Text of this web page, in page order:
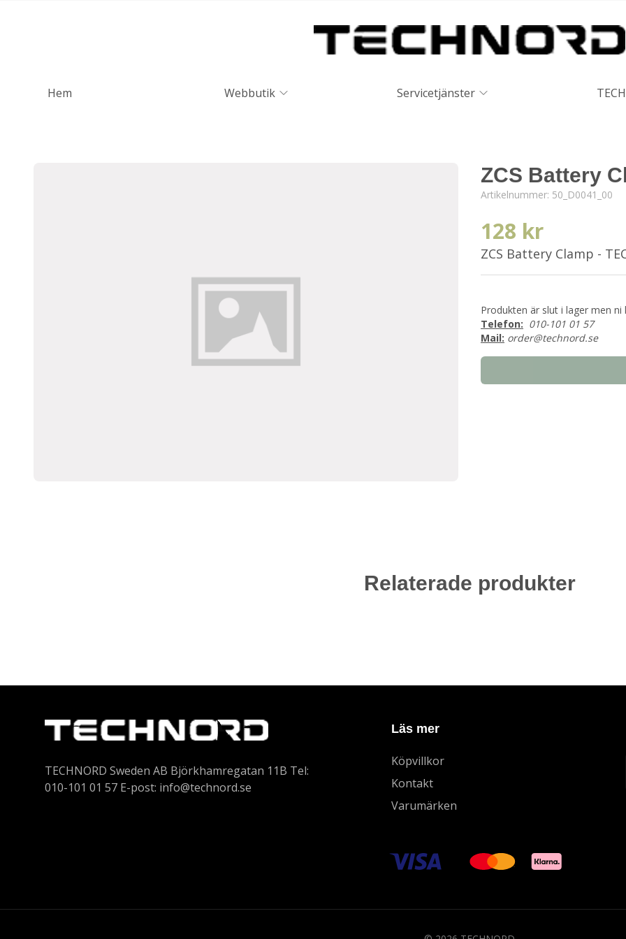
Hem Webbutik Servicetjänster
ZCS Battery
Artikelnummer: 50_D0041_00
128 kr
ZCS Battery Clamp -
Produkten är slut i lager men
Telefon: 010-101 01 57
Mail: order@technord.se
Relaterade produkter
TECHNORD Sweden AB Björkhamregatan 11B Tel:
010-101 01 57 E-post: info@technord.se
Läs mer
Köpvillkor
Kontakt
Varumärken